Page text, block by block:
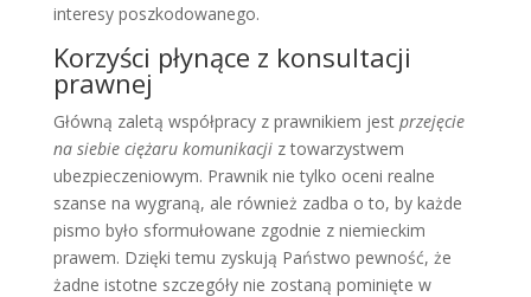
interesy poszkodowanego.
Korzyści płynące z konsultacji
prawnej
Główną zaletą współpracy z prawnikiem jest przejęcie
na siebie ciężaru komunikacjiz towarzystwem
ubezpieczeniowym. Prawnik nie tylko oceni realne
szanse na wygraną, ale również zadba o to, by każde
pismo było sformułowane zgodnie z niemieckim
prawem. Dzięki temu zyskują Państwo pewność, że
żadne istotne szczegóły nie zostaną pominięte w